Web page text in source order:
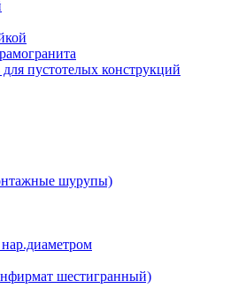
пустотелых конструкций
шурупы)
шестигранный)